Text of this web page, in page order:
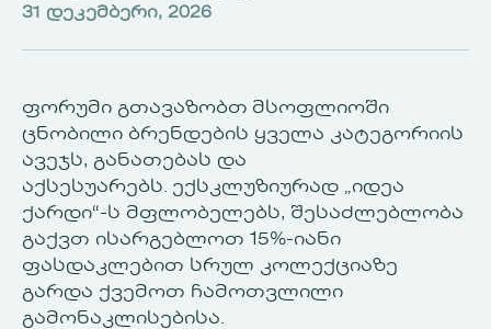
31 ᲓᲔᲙᲔᲛᲑᲔᲠᲘ, 2026
ფორუმი გთავაზობთ მსოფლიოში
ცნობილი ბრენდების ყველა კატეგორიის
ავეჯს, განათებას და
აქსესუარებს. ექსკლუზიურად „იდეა
ქარდი“-ს მფლობელებს, შესაძლებლობა
გაქვთ ისარგებლოთ 15%-იანი
ფასდაკლებით სრულ კოლექციაზე
გარდა ქვემოთ ჩამოთვლილი
გამონაკლისებისა.